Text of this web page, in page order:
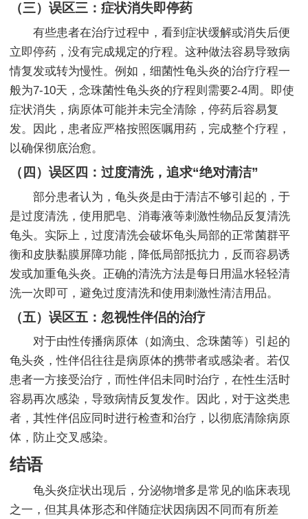
（三）误区三：症状消失即停药
有些患者在治疗过程中，看到症状缓解或消失后便
立即停药，没有完成规定的疗程。这种做法容易导致病
情复发或转为慢性。例如，细菌性龟头炎的治疗疗程一
般为7-10天，念珠菌性龟头炎的疗程则需要2-4周。即使
症状消失，病原体可能并未完全清除，停药后容易复
发。因此，患者应严格按照医嘱用药，完成整个疗程，
以确保彻底治愈。
（四）误区四：过度清洗，追求“绝对清洁”
部分患者认为，龟头炎是由于清洁不够引起的，于
是过度清洗，使用肥皂、消毒液等刺激性物品反复清洗
龟头。实际上，过度清洗会破坏龟头局部的正常菌群平
衡和皮肤黏膜屏障功能，降低局部抵抗力，反而容易诱
发或加重龟头炎。正确的清洗方法是每日用温水轻轻清
洗一次即可，避免过度清洗和使用刺激性清洁用品。
（五）误区五：忽视性伴侣的治疗
对于由性传播病原体（如滴虫、念珠菌等）引起的
龟头炎，性伴侣往往是病原体的携带者或感染者。若仅
患者一方接受治疗，而性伴侣未同时治疗，在性生活时
容易再次感染，导致病情反复发作。因此，对于这类患
者，其性伴侣应同时进行检查和治疗，以彻底清除病原
体，防止交叉感染。
结语
龟头炎症状出现后，分泌物增多是常见的临床表现
之一，但其具体形态和伴随症状因病因不同而有所差